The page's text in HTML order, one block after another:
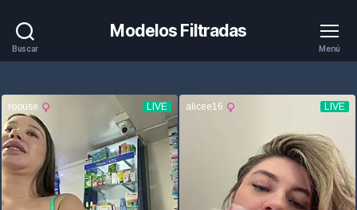
Buscar
Modelos Filtradas
Menú